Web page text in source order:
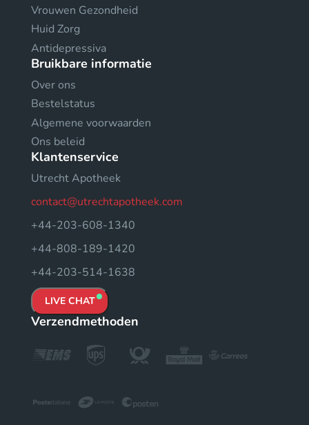
Vrouwen Gezondheid
Huid Zorg
Antidepressiva
Bruikbare informatie
Over ons
Bestelstatus
Algemene voorwaarden
Ons beleid
Klantenservice
Utrecht Apotheek
contact@utrechtapotheek.com
+44-203-608-1340
+44-808-189-1420
+44-203-514-1638
LIVE CHAT
Verzendmethoden